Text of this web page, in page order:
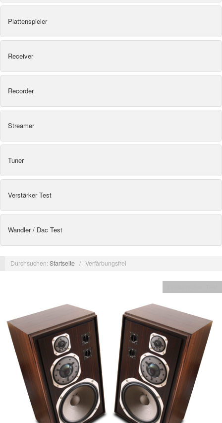
Plattenspieler
Receiver
Recorder
Streamer
Tuner
Verstärker Test
Wandler / Dac Test
Durchsuchen:Startseite / Verfärbungsfrei